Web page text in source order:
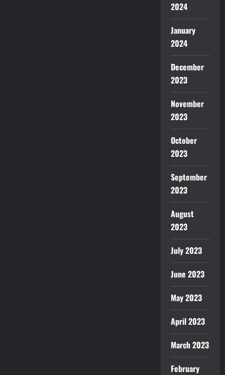
2024
January
2024
December
2023
November
2023
October
2023
September
2023
August
2023
July 2023
June 2023
May 2023
April 2023
March 2023
February